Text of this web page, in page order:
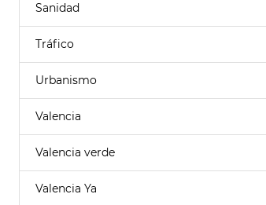
Sanidad
Tráfico
Urbanismo
Valencia
Valencia verde
Valencia Ya